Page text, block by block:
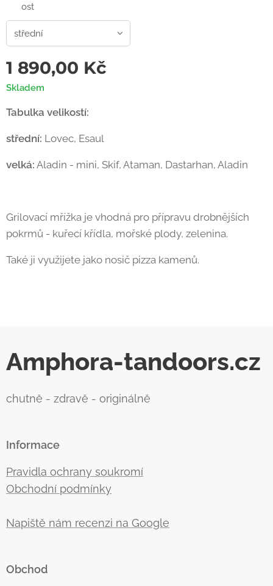
ost
1 890,00 Kč
Skladem
Tabulka velikostí:
střední: Lovec, Esaul
velká: Aladin - mini, Skif, Ataman, Dastarhan, Aladin
Grilovací mřížka je vhodná pro přípravu drobnějších
pokrmů - kuřecí křídla, mořské plody, zelenina.
Také ji využijete jako nosič pizza kamenů.
Amphora-tandoors.cz
chutně - zdravě - originálně
Informace
Pravidla ochrany soukromí
Obchodní podmínky
Napiště nám recenzi na Google
Obchod